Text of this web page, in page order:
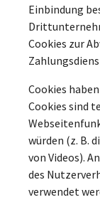
Einbindung
Cookies zur
Cookies
Cookies sind
würden (z. B.
von Videos).
des
verwendet